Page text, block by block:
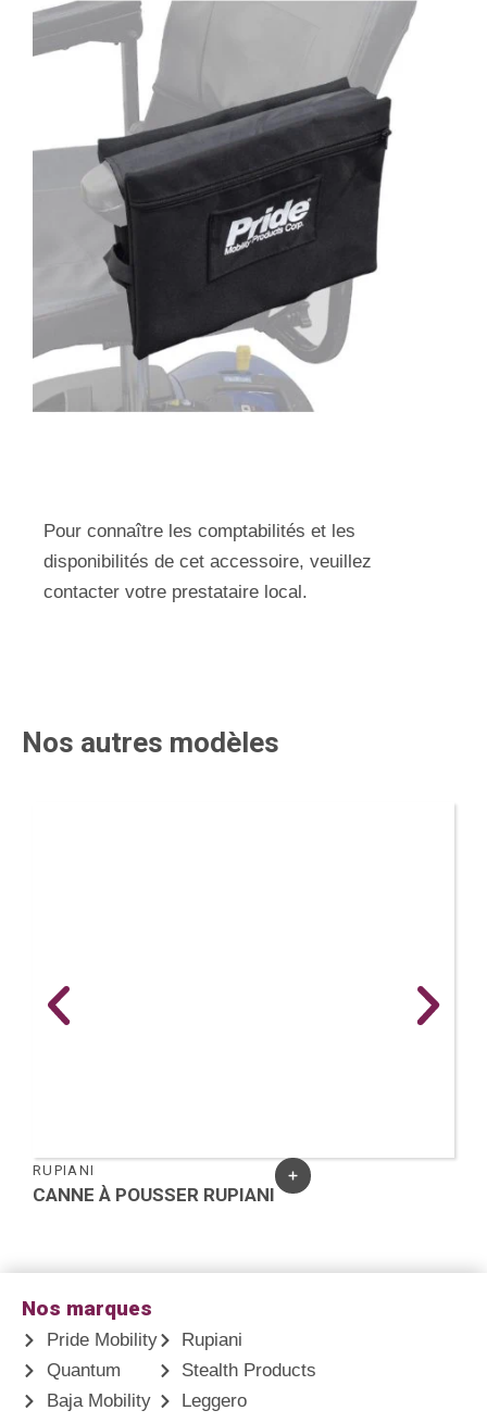
Pour connaître les comptabilités et les
disponibilités de cet accessoire, veuillez
contacter votre prestataire local.
Nos autres modèles
RUPIANI
CANNE À POUSSER RUPIANI
Nos marques
Pride Mobility
Quantum
Baja Mobility
Rupiani
Stealth Products
Leggero